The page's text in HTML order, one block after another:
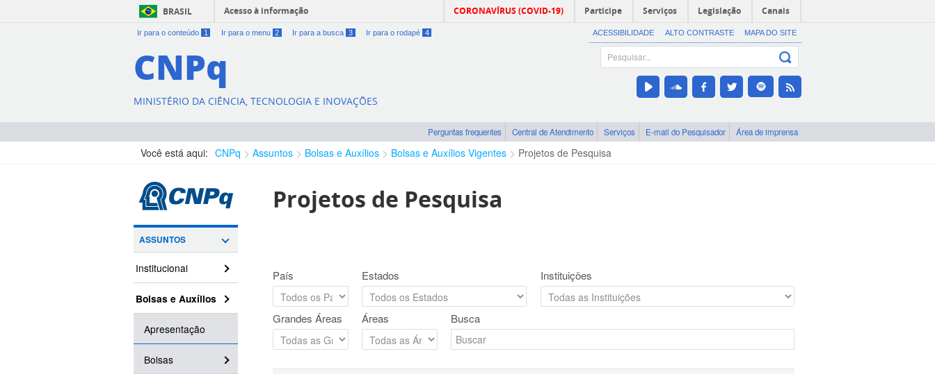
BRASIL Acesso à informação CORONAVÍRUS (COVID-19) Participe Serviços Legislação Canais
Ir para o conteúdo 1 Ir para o menu 2 Ir para a busca 3 Ir para o rodapé 4 ACESSIBILIDADE ALTO CONTRASTE MAPA DO SITE
CNPq
MINISTÉRIO DA CIÊNCIA, TECNOLOGIA E INOVAÇÕES
Perguntas frequentes Central de Atendimento Serviços E-mail do Pesquisador Área de imprensa
Você está aqui: CNPq Assuntos Bolsas e Auxílios Bolsas e Auxílios Vigentes Projetos de Pesquisa
ASSUNTOS
Institucional
Bolsas e Auxílios
Apresentação
Bolsas
Projetos de Pesquisa
País Estados Instituições
Grandes Áreas Áreas Busca